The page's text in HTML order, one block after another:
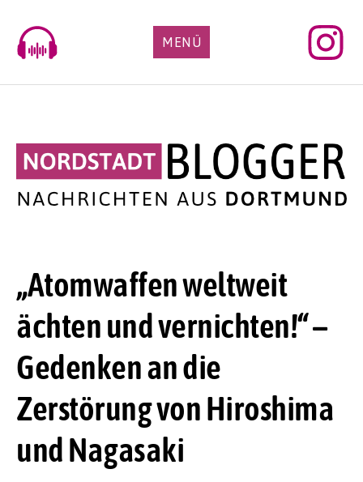
content
MENÜ
„Atomwaffen weltweit
ächten und vernichten!“ –
Gedenken an die
Zerstörung von Hiroshima
und Nagasaki